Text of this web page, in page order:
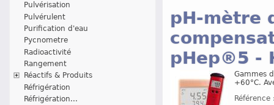
Pulvérisation
Pulvérulent
Purification d'eau
Pycnometre
Radioactivité
Rangement
Réactifs & Produits
Réfrigération
Réfrigération...
pH-mètre
pHep®5 -
Gammes
+60°C.